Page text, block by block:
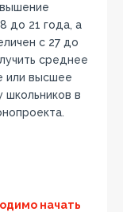
до 21 года, а
с 27 до
среднее
или высшее
школьников в
начать